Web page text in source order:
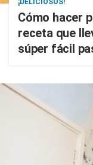
¡DELICIOSOS!
Cómo hacer
receta que
súper fácil